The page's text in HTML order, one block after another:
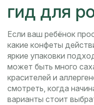
гид для
Если ваш ребёнок
какие конфеты
яркие упаковки
может быть много
красителей и
смотреть, когда
варианты стоит